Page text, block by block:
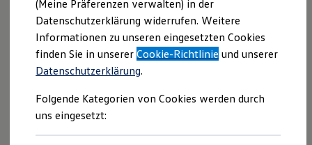
Sportvereine
Branchenlösungen
Bau & Handwerk
Gewerbliche Personenbeförderung
Service & mobile Werkstätten
Kurier, Logistik & Handel
Kühlfahrzeuge
Feuerwehr
ONE Business ID Vorteile
Fragen rund um den Online-
Kauf
Wo finde ich Fahrzeuge, die für
(Meine Präferenzen verwalten) in der
Datenschutzerklärung widerrufen. Weitere
Informationen zu unseren eingesetzten Cookies
finden Sie in unsererCookie-Richtlinie und unserer
Datenschutzerklärung.
Folgende Kategorien von Cookies werden durch
uns eingesetzt: